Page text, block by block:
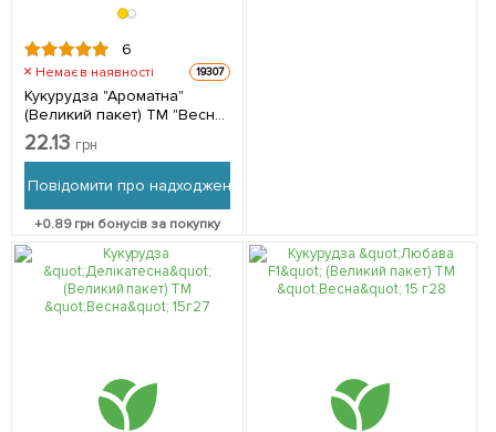
6
Немає в наявності 19307
Кукурудза "Ароматна"
(Великий пакет) ТМ "Весна"
15г
22.13 грн
Повідомити про надходження
+0.89грн бонусів за покупку